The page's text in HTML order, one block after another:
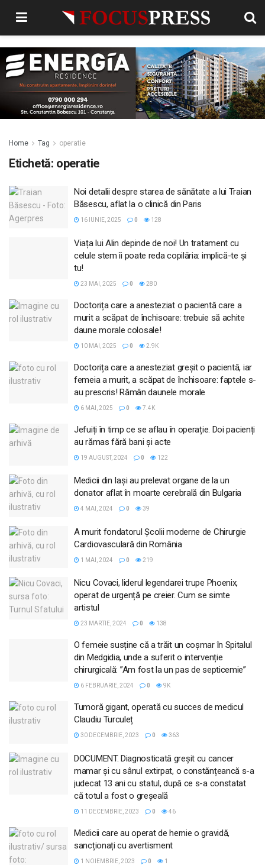
Home Tag operatie
Etichetă: operatie
Noi detalii despre starea de sănătate a lui Traian
Băsescu, aflat la o clinică din Paris
16 IUNIE, 2025 0 128
Viața lui Alin depinde de noi! Un tratament cu
celule stem îi poate reda copilăria: implică-te și
tu!
23 MAI, 2025 0 280
Doctorița care a anesteziat o pacientă care a
murit a scăpat de închisoare: trebuie să achite
daune morale colosale!
10 MAI, 2025 0 2.9K
Doctorița care a anesteziat greșit o pacientă, iar
femeia a murit, a scăpat de închisoare: faptele s-
au prescris! Rămân daunele morale
6 MAI, 2025 0 7.4K
Jefuiți în timp ce se aflau în operație. Doi pacienți
au rămas fără bani și acte
19 AUGUST, 2024 0 122
Medicii din Iaşi au prelevat organe de la un
donator aflat în moarte cerebrală din Bulgaria
4 MAI, 2024 0 39
A murit fondatorul Școlii moderne de Chirurgie
Cardiovasculară din România
1 MAI, 2024 0 219
Nicu Covaci, liderul legendarei trupe Phoenix,
operat de urgență pe creier. Cum se simte
artistul
23 MARTIE, 2024 0 138
O femeie susține că a trăit un coșmar în Spitalul
din Medgidia, unde a suferit o intervenție
chirurgicală: ”Am fost la un pas de septicemie”
6 FEBRUARIE, 2024 0 9K
Tumoră gigant, operată cu succes de medicul
Claudiu Turculeț
30 DECEMBRIE, 2023 0 363
DOCUMENT. Diagnosticată greșit cu cancer
mamar și cu sânul extirpat, o constănțeancă s-a
judecat 13 ani cu statul, după ce s-a constatat
că totul a fost o greșeală
11 DECEMBRIE, 2023 0 46
Medicii care au operat de hernie o gravidă,
sancționați cu avertisment
1 NOIEMBRIE, 2023 0 1